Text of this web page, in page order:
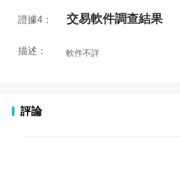
證據4： 交易軟件調查結果
描述： 軟件不詳
評論